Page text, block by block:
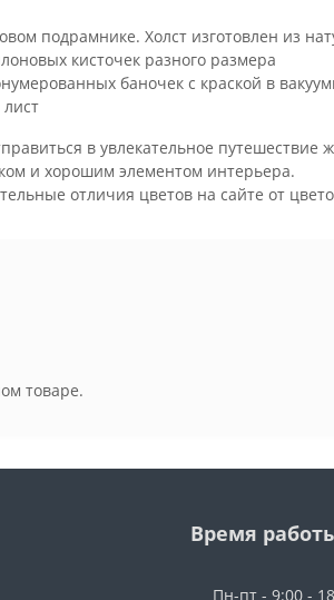
подрамнике. Холст изготовлен из
кисточек разного размера
баночек с краской в
в увлекательное
и хорошим элементом интерьера.
отличия цветов на сайте от
товаре.
Время
Пн-пт - 9:00 -